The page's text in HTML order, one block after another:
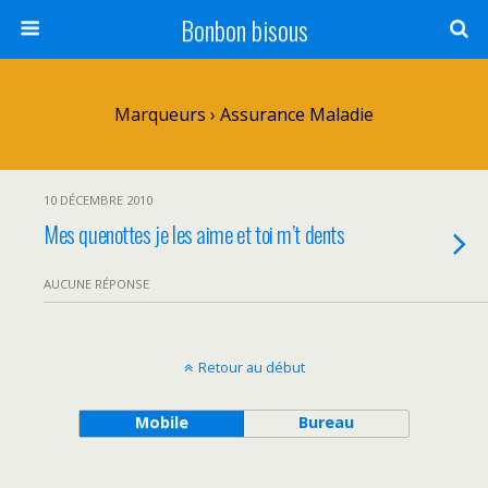
Bonbon bisous
Marqueurs › Assurance Maladie
10 DÉCEMBRE 2010
Mes quenottes je les aime et toi m’t dents
AUCUNE RÉPONSE
Retour au début
Mobile Bureau